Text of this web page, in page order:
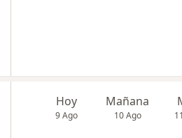
Hoy
9 Ago
Mañana
10 Ago